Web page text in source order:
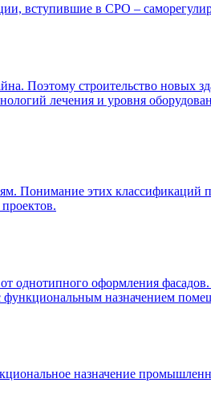
вступившие в СРО –
Поэтому строительство новых
лечения и уровня
Понимание этих классификаций
однотипного оформления
функциональным назначением
назначение